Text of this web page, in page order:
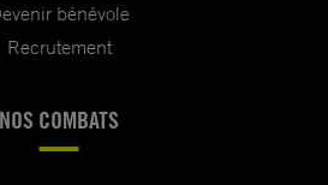
bénévole
Recrutement
NOS COMBATS